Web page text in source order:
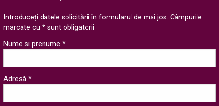
Introduceți datele solicitării în formularul de mai jos. Câmpurile
marcate cu * sunt obligatorii
Nume si prenume *
Adresă *